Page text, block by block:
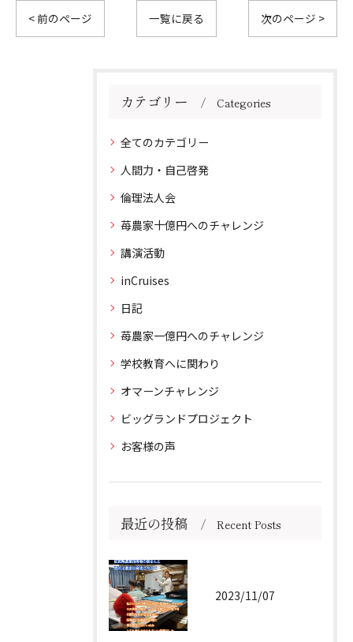
< 前のページ 一覧に戻る 次のページ >
カテゴリー Categories
全てのカテゴリー
人間力・自己啓発
倫理法人会
苺農家十億円へのチャレンジ
講演活動
inCruises
日記
苺農家一億円へのチャレンジ
学校教育へに関わり
オマーンチャレンジ
ビッグランドプロジェクト
お客様の声
最近の投稿 Recent Posts
2023/11/07